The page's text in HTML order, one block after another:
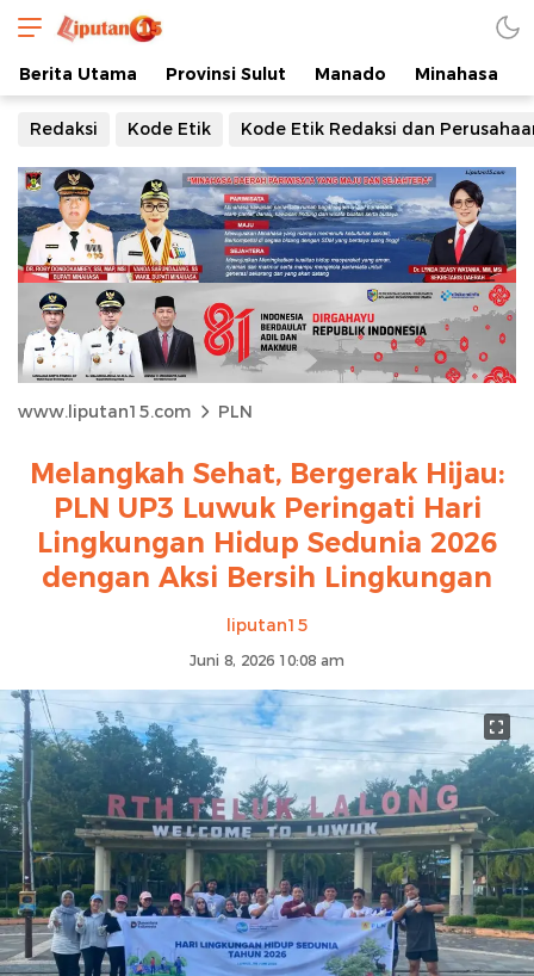
Berita Utama Provinsi Sulut Manado Minahasa
Redaksi Kode Etik Kode Etik Redaksi dan
www.liputan15.com PLN
Melangkah Sehat, Bergerak Hijau:
PLN UP3 Luwuk Peringati Hari
Lingkungan Hidup Sedunia 2026
dengan Aksi Bersih Lingkungan
liputan15
Juni 8, 2026 10:08 am